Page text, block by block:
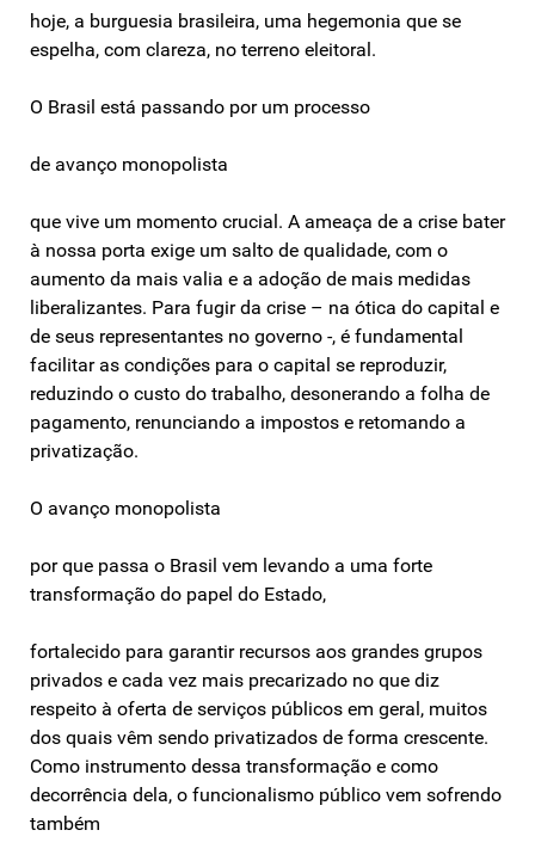
hoje, a burguesia brasileira, uma hegemonia que se
espelha, com clareza, no terreno eleitoral.
O Brasil está passando por um processo
de avanço monopolista
que vive um momento crucial. A ameaça de a crise bater
à nossa porta exige um salto de qualidade, com o
aumento da mais valia e a adoção de mais medidas
liberalizantes. Para fugir da crise – na ótica do capital e
de seus representantes no governo -, é fundamental
facilitar as condições para o capital se reproduzir,
reduzindo o custo do trabalho, desonerando a folha de
pagamento, renunciando a impostos e retomando a
privatização.
O avanço monopolista
por que passa o Brasil vem levando a uma forte
transformação do papel do Estado,
fortalecido para garantir recursos aos grandes grupos
privados e cada vez mais precarizado no que diz
respeito à oferta de serviços públicos em geral, muitos
dos quais vêm sendo privatizados de forma crescente.
Como instrumento dessa transformação e como
decorrência dela, o funcionalismo público vem sofrendo
também